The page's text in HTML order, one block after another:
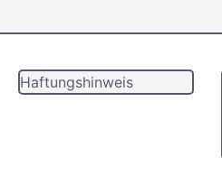
Haftungshinweis